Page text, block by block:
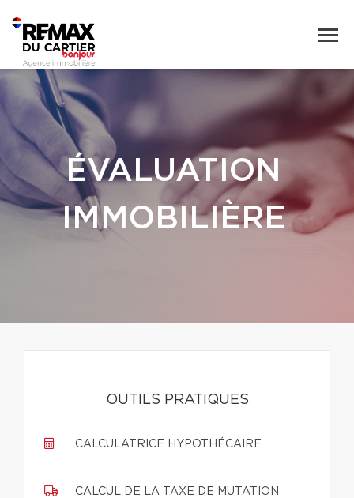
ÉVALUATION
IMMOBILIÈRE
OUTILS PRATIQUES
CALCULATRICE HYPOTHÉCAIRE
CALCUL DE LA TAXE DE MUTATION